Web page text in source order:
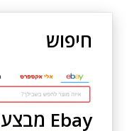
חיפוש
Ebay מבצעים מטורפים